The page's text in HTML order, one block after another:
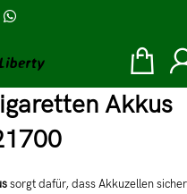
Akkus
sorgt dafür, dass Akkuzellen sicher